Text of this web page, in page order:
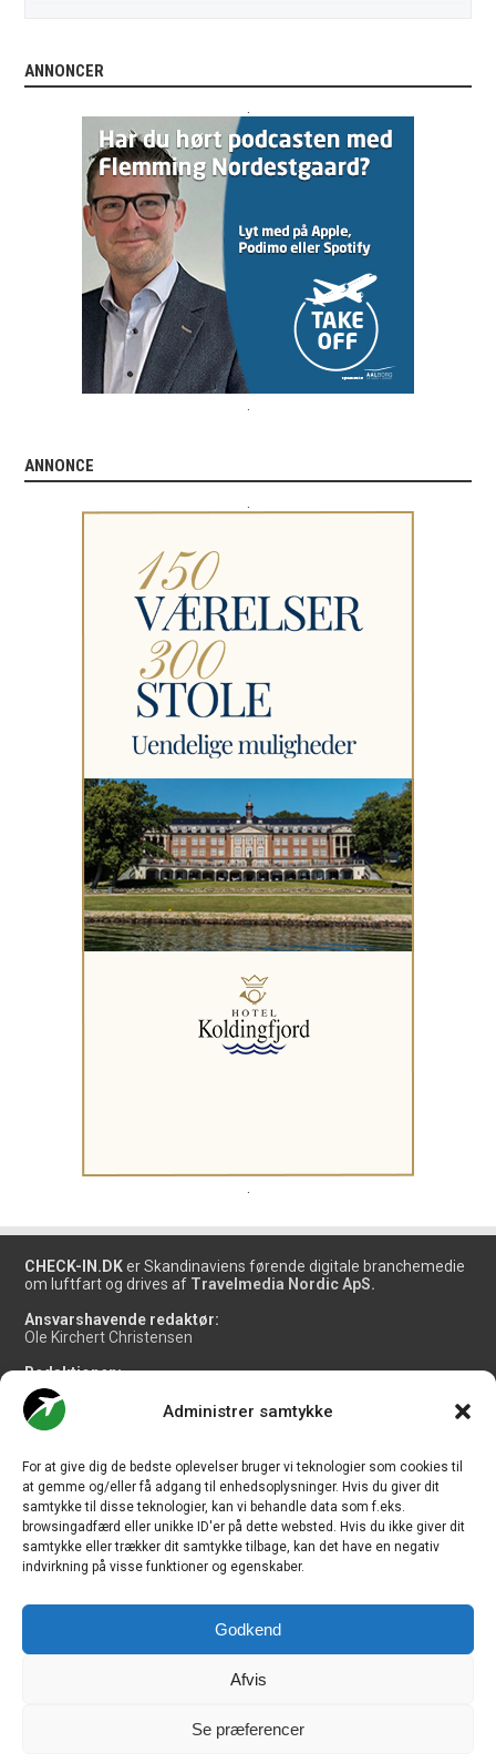
Administrer samtykke
For at give dig de bedste oplevelser bruger vi teknologier som cookies til
at gemme og/eller få adgang til enhedsoplysninger. Hvis du giver dit
samtykke til disse teknologier, kan vi behandle data som f.eks.
browsingadfærd eller unikke ID'er på dette websted. Hvis du ikke giver dit
samtykke eller trækker dit samtykke tilbage, kan det have en negativ
indvirkning på visse funktioner og egenskaber.
Godkend
Afvis
Se præferencer
ANNONCER
ANNONCE
CHECK-IN.DK er Skandinaviens førende digitale branchemedie
om luftfart og drives af Travelmedia Nordic ApS.
Ansvarshavende redaktør:
Ole Kirchert Christensen
Redaktionen:
Christian Granhøj Skouboe
Henrik Baumgarten
Danny Longhi Andreasen
Salg og jobannoncer:
salg@travelmedianordic.com
Vi tager ansvar for indholdet og er tilmeldt